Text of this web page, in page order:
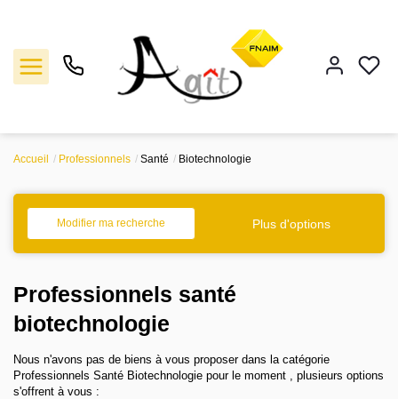
Location
Notre agence
Estimation
Accueil Professionnels Santé Biotechnologie
Modifier ma recherche Plus d'options
Professionnels santé
biotechnologie
Nous n'avons pas de biens à vous proposer dans la catégorie
Professionnels Santé Biotechnologie pour le moment , plusieurs options
s'offrent à vous :